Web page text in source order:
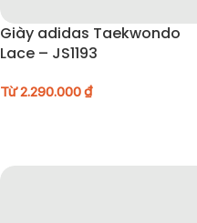
Giày adidas Taekwondo
Lace – JS1193
Từ2.290.000₫